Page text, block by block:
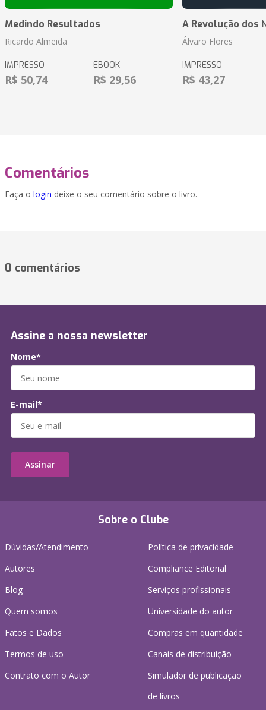
Medindo Resultados
Ricardo Almeida
IMPRESSO
R$ 50,74
EBOOK
R$ 29,56
A Revolução dos
Álvaro Flores
IMPRESSO
R$ 43,27
Comentários
Faça o login deixe o seu comentário sobre o livro.
0 comentários
Sobre o Clube
Dúvidas/Atendimento
Autores
Blog
Quem somos
Fatos e Dados
Termos de uso
Contrato com o Autor
Política de privacidade
Compliance Editorial
Serviços profissionais
Universidade do autor
Compras em quantidade
Canais de distribuição
Simulador de publicação
de livros
Assine a nossa newsletter
Nome*
E-mail*
Assinar